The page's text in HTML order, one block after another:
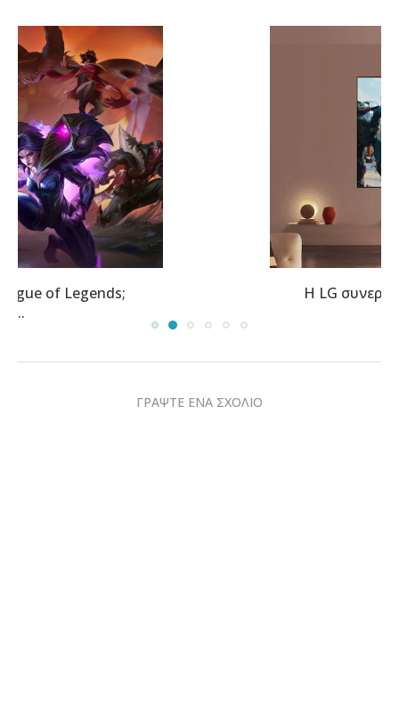
Η LG συνεργάζεται με το Prime Video για...
ΓΡΑΨΤΕ ΕΝΑ ΣΧΟΛΙΟ